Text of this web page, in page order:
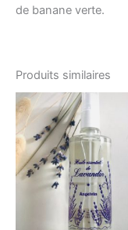
de banane verte.
Produits similaires